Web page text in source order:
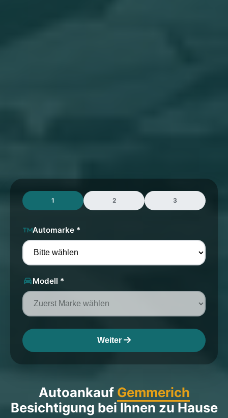
1 2 3
Automarke *
Modell *
Weiter
Autoankauf Gemmerich
Besichtigung bei Ihnen zu Hause